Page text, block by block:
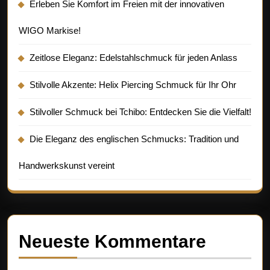
Erleben Sie Komfort im Freien mit der innovativen
WIGO Markise!
Zeitlose Eleganz: Edelstahlschmuck für jeden Anlass
Stilvolle Akzente: Helix Piercing Schmuck für Ihr Ohr
Stilvoller Schmuck bei Tchibo: Entdecken Sie die Vielfalt!
Die Eleganz des englischen Schmucks: Tradition und
Handwerkskunst vereint
Neueste Kommentare